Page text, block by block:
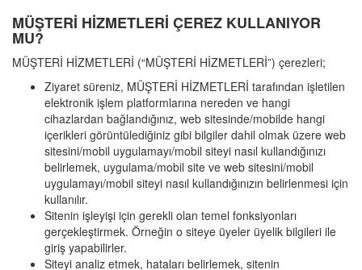
MÜŞTERİ HİZMETLERİ ÇEREZ KULLANIYOR
MU?
MÜŞTERİ HİZMETLERİ (“MÜŞTERİ HİZMETLERİ”) çerezleri;
Ziyaret süreniz, MÜŞTERİ HİZMETLERİ tarafından işletilen
elektronik işlem platformlarına nereden ve hangi
cihazlardan bağlandığınız, web sitesinde/mobilde hangi
içerikleri görüntülediğiniz gibi bilgiler dahil olmak üzere web
sitesini/mobil uygulamayı/mobil siteyi nasıl kullandığınızı
belirlemek, uygulama/mobil site ve web sitesini/mobil
uygulamayı/mobil siteyi nasıl kullandığınızın belirlenmesi için
kullanılır.
Sitenin işleyişi için gerekli olan temel fonksiyonları
gerçekleştirmek. Örneğin o siteye üyeler üyelik bilgileri ile
giriş yapabilirler.
Siteyi analiz etmek, hataları belirlemek, sitenin